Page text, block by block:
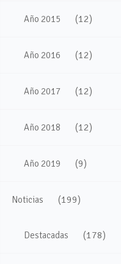
Año 2015 (12)
Año 2016 (12)
Año 2017 (12)
Año 2018 (12)
Año 2019 (9)
Noticias (199)
Destacadas (178)